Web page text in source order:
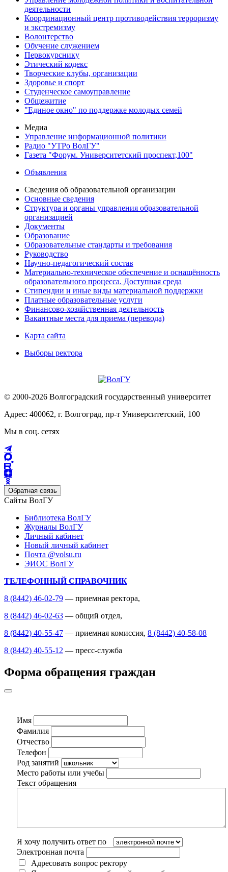
деятельности
Координационный центр противодействия терроризму
и экстремизму
Волонтерство
Обучение служением
Первокурснику
Этический кодекс
Творческие клубы, организации
Здоровье и спорт
Студенческое самоуправление
Общежитие
"Единое окно" по поддержке молодых семей
Медиа
Управление информационной политики
Радио "УТРо ВолГУ"
Газета "Форум. Университетский проспект,100"
Объявления
Сведения об образовательной организации
Основные сведения
Структура и органы управления образовательной
организацией
Документы
Образование
Образовательные стандарты и требования
Руководство
Научно-педагогический состав
Материально-техническое обеспечение и оснащённость
образовательного процесса. Доступная среда
Стипендии и иные виды материальной поддержки
Платные образовательные услуги
Финансово-хозяйственная деятельность
Вакантные места для приема (перевода)
Карта сайта
Выборы ректора
© 2000-2026 Волгоградский государственный университет
Адрес: 400062, г. Волгоград, пр-т Университетский, 100
Мы в соц. сетях
Обратная связь
Сайты ВолГУ
Библиотека ВолГУ
Журналы ВолГУ
Личный кабинет
Новый личный кабинет
Почта @volsu.ru
ЭИОС ВолГУ
ТЕЛЕФОННЫЙ СПРАВОЧНИК
8 (8442) 46-02-79 — приемная ректора,
8 (8442) 46-02-63 — общий отдел,
8 (8442) 40-55-47 — приемная комиссия, 8 (8442) 40-58-08
8 (8442) 40-55-12 — пресс-служба
Форма обращения граждан
Имя
Фамилия
Отчество
Телефон
Род занятий
Место работы или учебы
Текст обращения
Я хочу получить ответ по
Электронная почта
Адресовать вопрос ректору